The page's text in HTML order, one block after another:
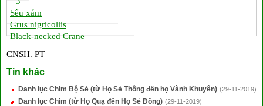
Sếu xám
Grus nigricollis
Black-necked Crane
CNSH. PT
Tin khác
Danh lục Chim Bộ Sẻ (từ Họ Sẻ Thông đến họ Vành Khuyên) (29-11-2019)
Danh lục Chim (từ Họ Quạ đến Họ Sẻ Đồng) (29-11-2019)